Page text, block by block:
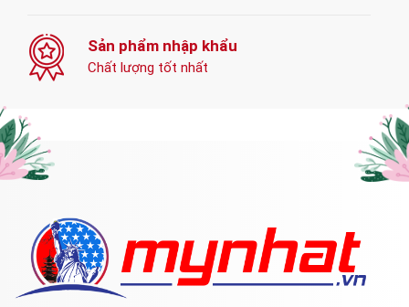
Sản phẩm nhập khẩu
Chất lượng tốt nhất